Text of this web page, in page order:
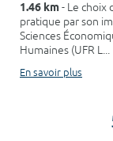
1.46 km- Le choix
pratique par son
Sciences
Humaines (UFR L...
En savoir plus